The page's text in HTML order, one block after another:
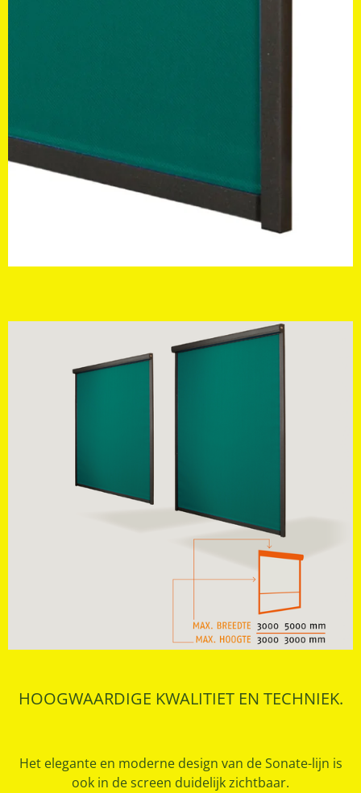
HOOGWAARDIGE KWALITIET EN TECHNIEK.
Het elegante en moderne design van de Sonate-lijn is
ook in de screen duidelijk zichtbaar.